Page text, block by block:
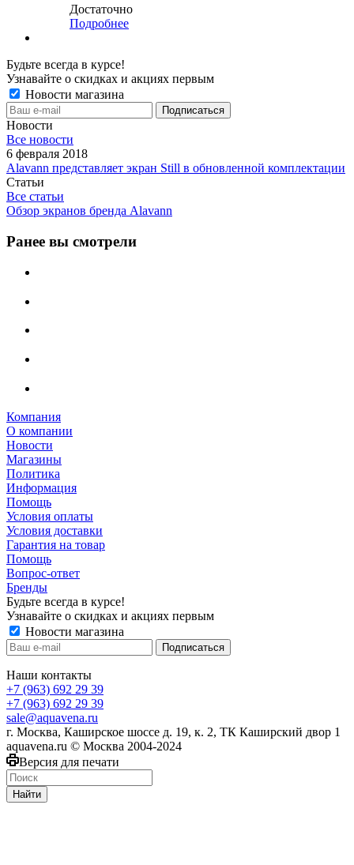
Достаточно
Подробнее
Будьте всегда в курсе!
Узнавайте о скидках и акциях первым
Новости магазина
Новости
Все новости
6 февраля 2018
Alavann представляет экран Still в обновленной комплектации
Статьи
Все статьи
Обзор экранов бренда Alavann
Ранее вы смотрели
Компания
О компании
Новости
Магазины
Политика
Информация
Помощь
Условия оплаты
Условия доставки
Гарантия на товар
Помощь
Вопрос-ответ
Бренды
Будьте всегда в курсе!
Узнавайте о скидках и акциях первым
Новости магазина
Наши контакты
+7 (963) 692 29 39
+7 (963) 692 29 39
sale@aquavena.ru
г. Москва, Каширское шоссе д. 19, к. 2, ТК Каширский двор 1
aquavena.ru © Москва 2004-2024
Версия для печати
Найти